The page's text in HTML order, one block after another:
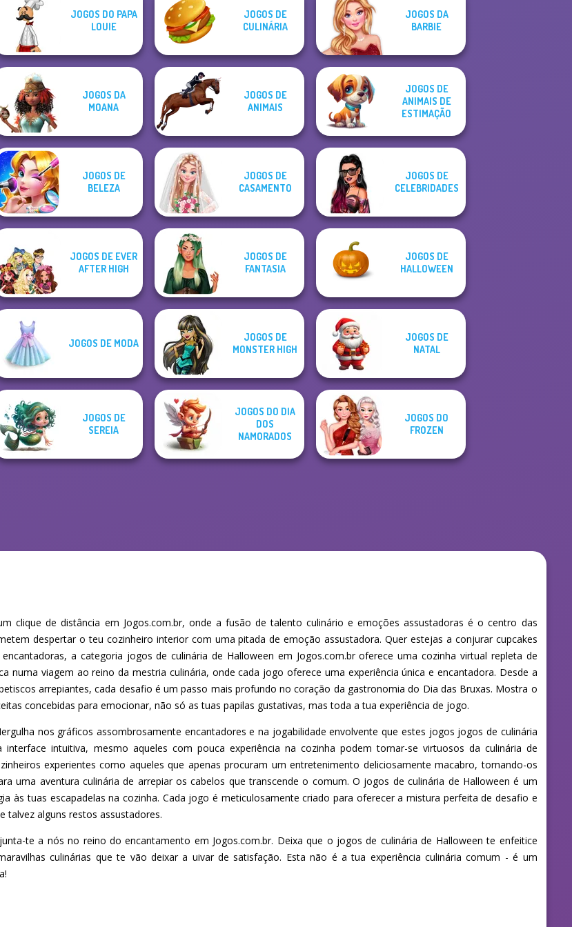
JOGOS DO PAPA
LOUIE
JOGOS DE
CULINÁRIA
JOGOS DA
BARBIE
JOGOS DA
MOANA
JOGOS DE
ANIMAIS
JOGOS DE
ANIMAIS DE
ESTIMAÇÃO
JOGOS DE
BELEZA
JOGOS DE
CASAMENTO
JOGOS DE
CELEBRIDADES
JOGOS DE EVER
AFTER HIGH
JOGOS DE
FANTASIA
JOGOS DE
HALLOWEEN
JOGOS DE MODA
JOGOS DE
MONSTER HIGH
JOGOS DE
NATAL
JOGOS DE
SEREIA
JOGOS DO DIA
DOS
NAMORADOS
JOGOS DO
FROZEN
clique de distância em Jogos.com.br, onde a fusão de talento culinário e emoções assustadoras é o centro das
despertar o teu cozinheiro interior com uma pitada de emoção assustadora. Quer estejas a conjurar cupcakes
a categoria jogos de culinária de Halloween em Jogos.com.br oferece uma cozinha virtual repleta de
numa viagem ao reino da mestria culinária, onde cada jogo oferece uma experiência única e encantadora. Desde a
arrepiantes, cada desafio é um passo mais profundo no coração da gastronomia do Dia das Bruxas. Mostra o
concebidas para emocionar, não só as tuas papilas gustativas, mas toda a tua experiência de jogo.
nos gráficos assombrosamente encantadores e na jogabilidade envolvente que estes jogos jogos de culinária
intuitiva, mesmo aqueles com pouca experiência na cozinha podem tornar-se virtuosos da culinária de
experientes como aqueles que apenas procuram um entretenimento deliciosamente macabro, tornando-os
uma aventura culinária de arrepiar os cabelos que transcende o comum. O jogos de culinária de Halloween é um
às tuas escapadelas na cozinha. Cada jogo é meticulosamente criado para oferecer a mistura perfeita de desafio e
talvez alguns restos assustadores.
te a nós no reino do encantamento em Jogos.com.br. Deixa que o jogos de culinária de Halloween te enfeitice
culinárias que te vão deixar a uivar de satisfação. Esta não é a tua experiência culinária comum - é um